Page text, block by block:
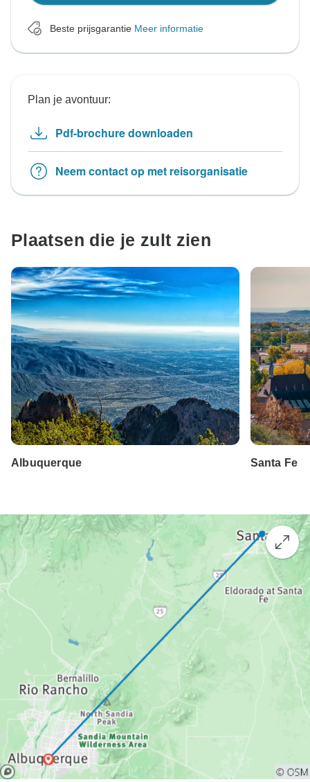
Beste prijsgarantie Meer informatie
Plan je avontuur:
Pdf-brochure downloaden
Neem contact op met reisorganisatie
Plaatsen die je zult zien
Albuquerque Santa Fe